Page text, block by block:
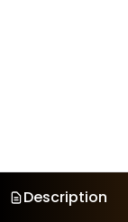
Description